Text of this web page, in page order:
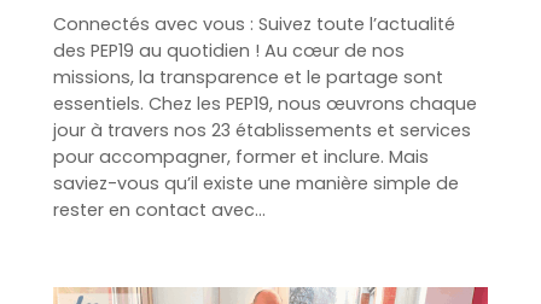
Connectés avec vous : Suivez toute l’actualité
des PEP19 au quotidien ! Au cœur de nos
missions, la transparence et le partage sont
essentiels. Chez les PEP19, nous œuvrons chaque
jour à travers nos 23 établissements et services
pour accompagner, former et inclure. Mais
saviez-vous qu’il existe une manière simple de
rester en contact avec…